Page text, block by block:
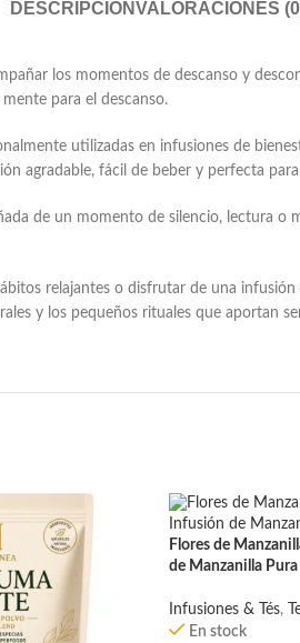
DESCRIPCIÓNVALORACIONES
los momentos de descanso y
para el descanso.
utilizadas en infusiones de
agradable, fácil de beber y perfecta
de un momento de silencio, lectura o
relajantes o disfrutar de una
y los pequeños rituales que aportan
Flores de
de Manzanilla Pura
Infusiones & Tés,
En stock